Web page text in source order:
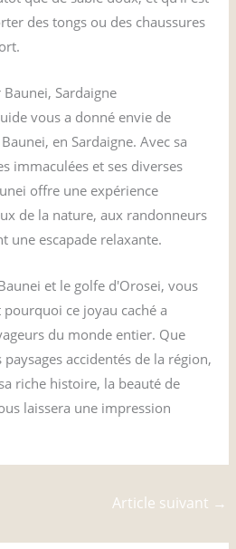
des tongs ou des chaussures
Sardaigne
vous a donné envie de
en Sardaigne. Avec sa
immaculées et ses diverses
offre une expérience
de la nature, aux randonneurs
une escapade relaxante.
et le golfe d'Orosei, vous
ce joyau caché a
du monde entier. Que
accidentés de la région,
riche histoire, la beauté de
laissera une impression
Article suivant →